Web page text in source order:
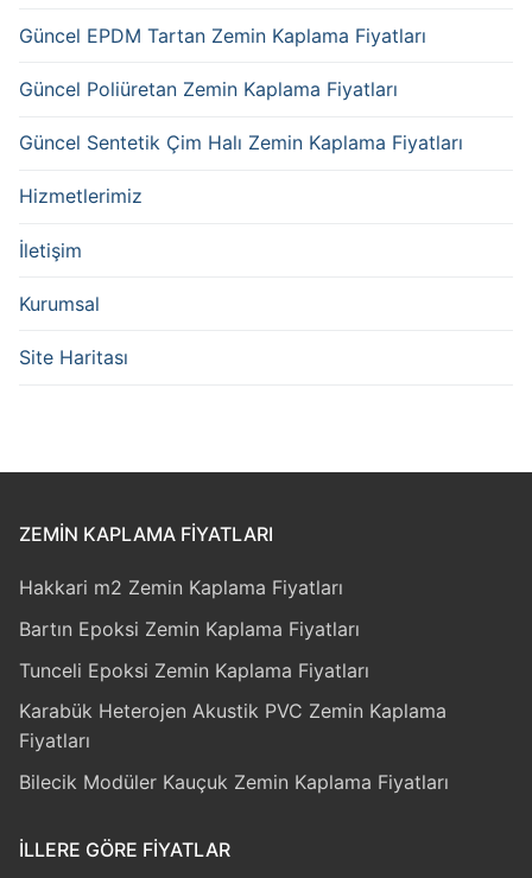
Güncel EPDM Tartan Zemin Kaplama Fiyatları
Güncel Poliüretan Zemin Kaplama Fiyatları
Güncel Sentetik Çim Halı Zemin Kaplama Fiyatları
Hizmetlerimiz
İletişim
Kurumsal
Site Haritası
ZEMIN KAPLAMA FIYATLARI
Hakkari m2 Zemin Kaplama Fiyatları
Bartın Epoksi Zemin Kaplama Fiyatları
Tunceli Epoksi Zemin Kaplama Fiyatları
Karabük Heterojen Akustik PVC Zemin Kaplama
Fiyatları
Bilecik Modüler Kauçuk Zemin Kaplama Fiyatları
İLLERE GÖRE FIYATLAR